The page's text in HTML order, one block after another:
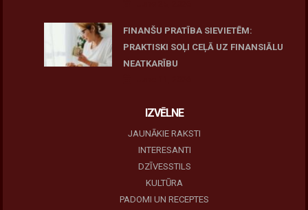
FINANŠU PRATĪBA SIEVIETĒM:
PRAKTISKI SOĻI CEĻĀ UZ FINANSIĀLU
NEATKARĪBU
IZVĒLNE
JAUNĀKIE RAKSTI
INTERESANTI
DZĪVESSTILS
KULTŪRA
PADOMI UN RECEPTES